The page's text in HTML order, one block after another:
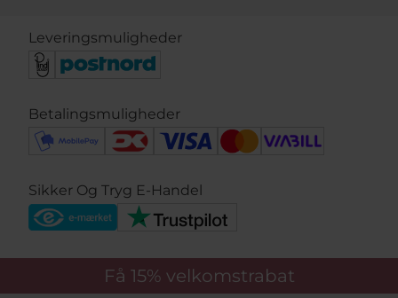
Leveringsmuligheder
Betalingsmuligheder
Sikker Og Tryg E-Handel
Få 15% velkomstrabat